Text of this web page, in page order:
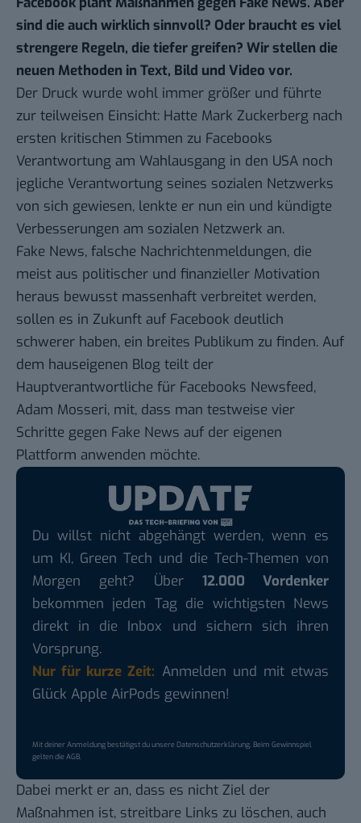
sind die auch wirklich sinnvoll? Oder braucht es viel
strengere Regeln, die tiefer greifen? Wir stellen die
neuen Methoden in Text, Bild und Video vor.
Der Druck wurde wohl immer größer und führte
zur teilweisen Einsicht: Hatte Mark Zuckerberg nach
ersten kritischen Stimmen zu Facebooks
Verantwortung am Wahlausgang in den USA noch
jegliche Verantwortung seines sozialen Netzwerks
von sich gewiesen, lenkte er nun ein und kündigte
Verbesserungen am sozialen Netzwerk an.
Fake News, falsche Nachrichtenmeldungen, die
meist aus politischer und finanzieller Motivation
heraus bewusst massenhaft verbreitet werden,
sollen es in Zukunft auf Facebook deutlich
schwerer haben, ein breites Publikum zu finden. Auf
dem hauseigenen Blog teilt der
Hauptverantwortliche für Facebooks Newsfeed,
Adam Mosseri, mit, dass man testweise vier
Schritte gegen Fake News auf der eigenen
Plattform anwenden möchte.
Du willst nicht abgehängt werden, wenn es
um KI, Green Tech und die Tech-Themen von
Morgen geht? Über 12.000 Vordenker
bekommen jeden Tag die wichtigsten News
direkt in die Inbox und sichern sich ihren
Vorsprung.
Nur für kurze Zeit: Anmelden und mit etwas
Glück Apple AirPods gewinnen!
Mit deiner Anmeldung bestätigst du unsereDatenschutzerklärung. Beim Gewinnspiel
gelten dieAGB.
Dabei merkt er an, dass es nicht Ziel der
Maßnahmen ist, streitbare Links zu löschen, auch